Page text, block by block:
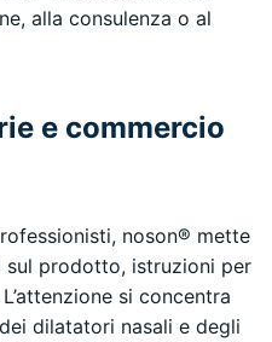
alla consulenza o al
e commercio
noson® mette
prodotto, istruzioni per
si concentra
dilatatori nasali e degli